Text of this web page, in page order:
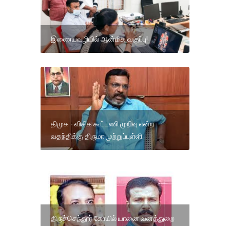
இணையவழியில் ஆன்மிக வகுப்பு!
திமுக - விசிக கூட்டணி முறிவு என்ற
வதந்திக்கு திருமா முற்றுப்புள்ளி.
திருச்செந்தூர் கோயில் யானை வனத்துறை